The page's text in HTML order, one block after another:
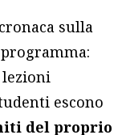
sulla
lezioni
escono
del proprio